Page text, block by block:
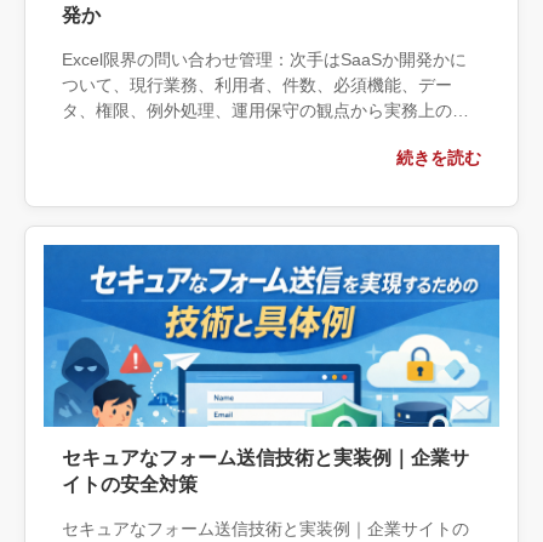
発か
Excel限界の問い合わせ管理：次手はSaaSか開発かに
ついて、現行業務、利用者、件数、必須機能、デー
タ、権限、例外処理、運用保守の観点から実務上の判
相談する条件、相談前に用意する情報、依頼後に確認
続きを読む
セキュアなフォーム送信技術と実装例｜企業サ
イトの安全対策
セキュアなフォーム送信技術と実装例｜企業サイトの